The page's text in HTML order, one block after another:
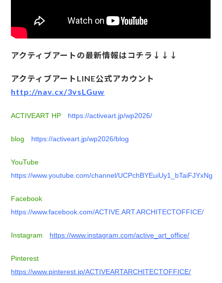
アクティブアートの最新情報はコチラ↓↓↓
アクティブアートLINE公式アカウント
http://nav.cx/3vsLGuw
ACTIVEART HP https://activeart.jp/wp2026/
blog https://activeart.jp/wp2026/blog
YouTube
https://www.youtube.com/channel/UCPchBYEuiUy1_bTaiFJYxNg
Facebook
https://www.facebook.com/ACTIVE.ART.ARCHITECTOFFICE/
Instagram https://www.instagram.com/active_art_office/
Pinterest
https://www.pinterest.jp/ACTIVEARTARCHITECTOFFICE/